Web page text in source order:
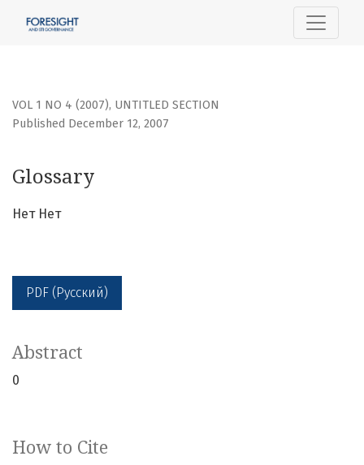
VOL 1 NO 4 (2007), UNTITLED SECTION
Glossary
Published December 12, 2007
Нет Нет
PDF (Русский)
How to Cite
Abstract
0